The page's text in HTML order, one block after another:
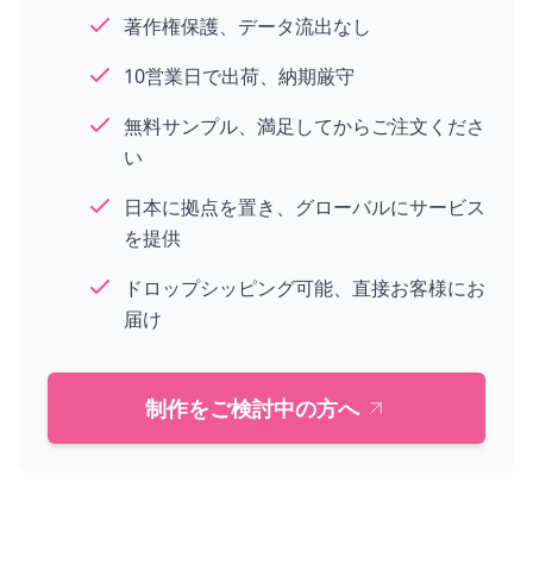
著作権保護、データ流出なし
10営業日で出荷、納期厳守
無料サンプル、満足してからご注文くださ
い
日本に拠点を置き、グローバルにサービス
を提供
ドロップシッピング可能、直接お客様にお
届け
制作をご検討中の方へ